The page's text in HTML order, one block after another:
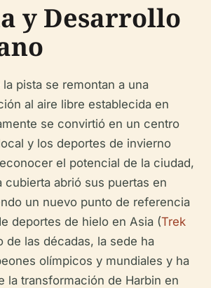
y Desarrollo
pista se remontan a una
al aire libre establecida en
se convirtió en un centro
y los deportes de invierno
el potencial de la ciudad,
cubierta abrió sus puertas en
un nuevo punto de referencia
deportes de hielo en Asia (Trek
de las décadas, la sede ha
olímpicos y mundiales y ha
la transformación de Harbin en